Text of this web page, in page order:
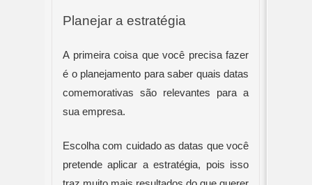
Planejar a estratégia
A primeira coisa que você precisa fazer
é o planejamento para saber quais datas
comemorativas são relevantes para a
sua empresa.
Escolha com cuidado as datas que você
pretende aplicar a estratégia, pois isso